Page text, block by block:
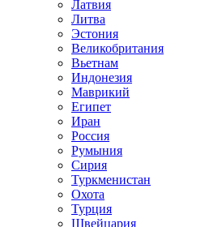
Латвия
Литва
Эстония
Великобритания
Вьетнам
Индонезия
Маврикий
Египет
Иран
Россия
Румыния
Сирия
Туркменистан
Охота
Турция
Швейцария